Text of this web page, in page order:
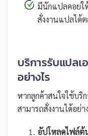
มีนักแปลคอยใ
สั่งงานแปลได้
บริการรับแปล
อย่างไร
หากลูกค้าสนใจใช้บริ
สามารถสั่งงานได้อย่
อัปโหลดไฟล์ต้